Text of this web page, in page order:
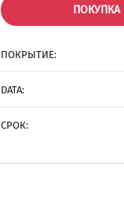
ПОКУПКА
ПОКРЫТИЕ:
DATA:
СРОК: